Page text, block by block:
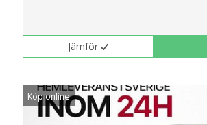
Jämför
Köp online